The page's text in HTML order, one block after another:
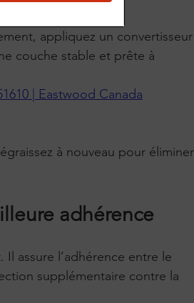
couche stable et prête à
| Eastwood Canada
adhérence
assure l’adhérence entre le
supplémentaire contre la